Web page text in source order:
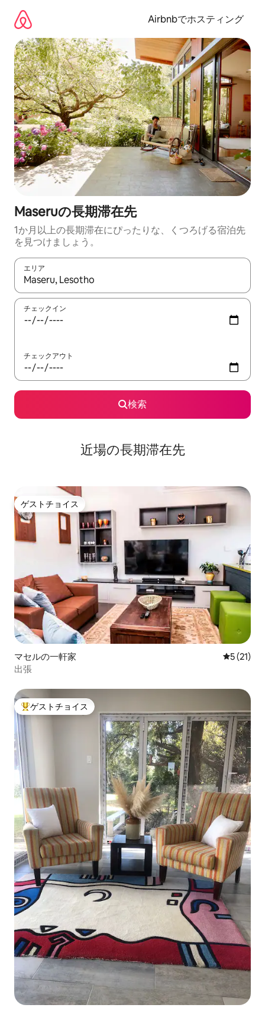
Airbnbでホスティング
Maseruの長期滞在先
1か月以上の長期滞在にぴったりな、くつろげる宿泊先
を見つけましょう。
エリア
検索結果が表示されたら、上下の矢印キーを使って移動するか
チェックイン
チェックアウト
検索
近場の長期滞在先
ゲストチョイス
ゲストチョイス
マセルの一軒家 レビュー
5 (21)
出張
大好評のゲストチョイスです。
ゲストチョイス